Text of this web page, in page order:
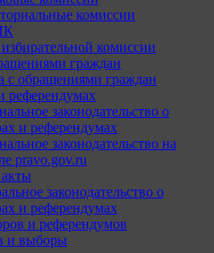
комиссии
комиссии
граждан
с обращениями граждан
референдумах
законодательство о
и референдумах
законодательство на
pravo.gov.ru
законодательство о
и референдумах
и референдумов
и выборы